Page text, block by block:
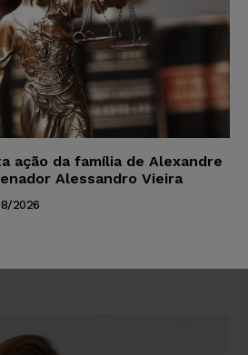
ação da família de Alexandre
Alessandro Vieira
2026